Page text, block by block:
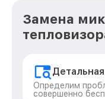
Замена
Определим
совершенно